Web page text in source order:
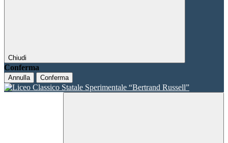
Chiudi
Conferma
Annulla Conferma